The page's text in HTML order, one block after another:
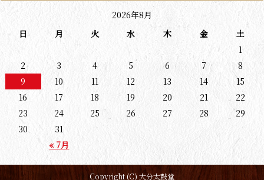
2026年8月
日
月 火 水 木 金 土
« 7月
1
2
3 4 5 6 7
8
9
10 11 12 13 14
15
16
17 18 19 20 21
22
23
24 25 26 27 28
29
30
31
Copyright (C) 大分太鼓堂